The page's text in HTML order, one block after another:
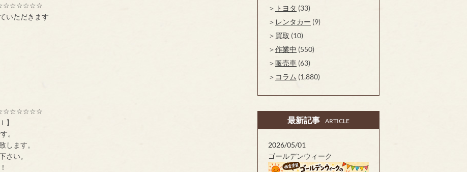
いただきます
交流組織【ＢＮＩ】
です。
します。
、一声お掛け下さい。
大募集中です！！！
トヨタ (33)
レンタカー (9)
買取 (10)
作業中 (550)
販売車 (63)
コラム (1,880)
最新記事 ARTICLE
2026/05/01
ゴールデンウィーク